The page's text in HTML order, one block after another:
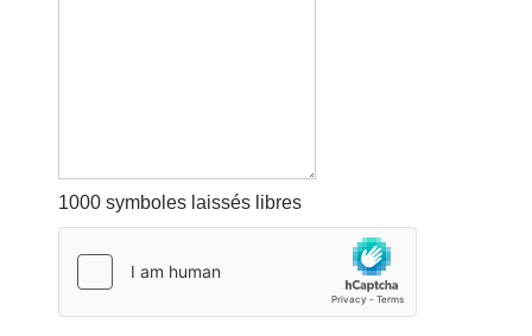
1000 symboles laissés libres